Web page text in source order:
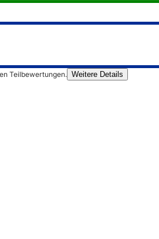
Teilbewertungen. Weitere Details